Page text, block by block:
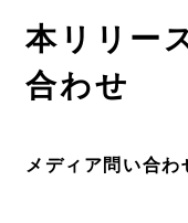
本リリー
合わせ
メディア問い合わ